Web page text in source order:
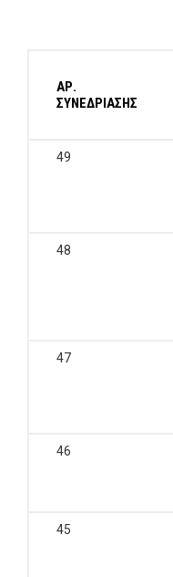
ΑΡ.
ΣΥΝΕΔΡΙΑΣΗΣ
49
48
47
46
45